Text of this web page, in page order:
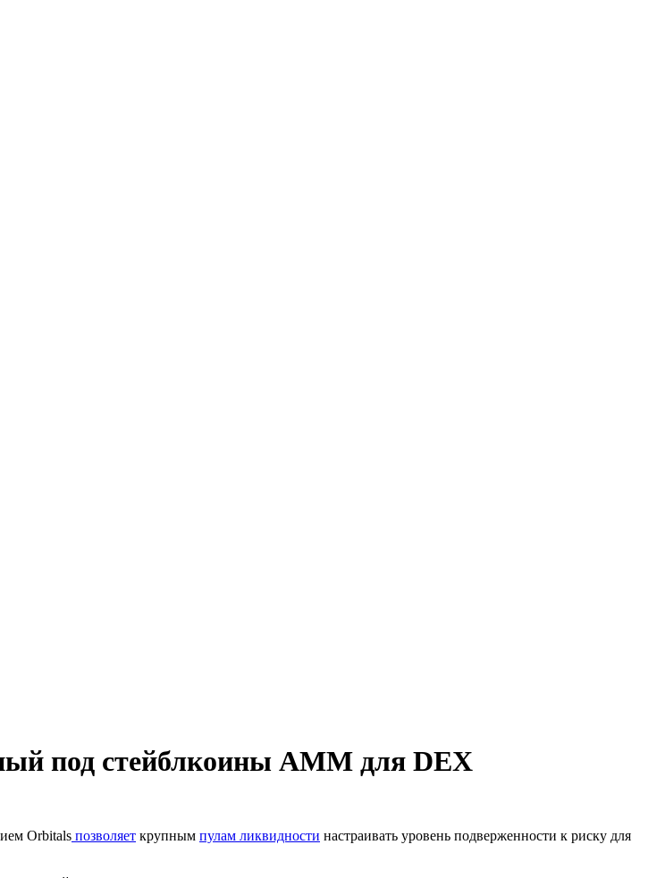
под стейблкоины AMM для DEX
Orbitals позволяет крупным пулам ликвидности настраивать уровень подверженности к риску для